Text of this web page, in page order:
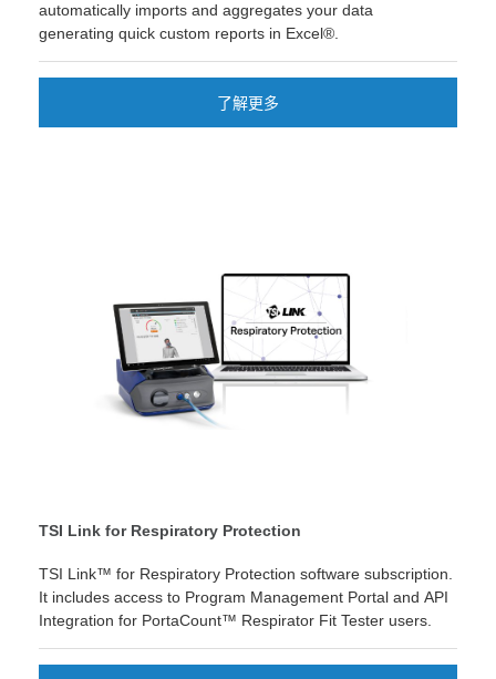
automatically imports and aggregates your data
generating quick custom reports in Excel®.
了解更多
TSI Link for Respiratory Protection
TSI Link™ for Respiratory Protection software subscription.
It includes access to Program Management Portal and API
Integration for PortaCount™ Respirator Fit Tester users.